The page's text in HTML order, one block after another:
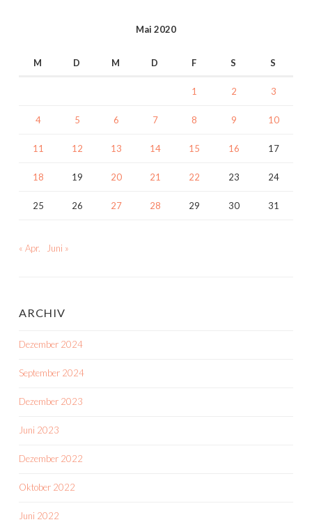
Mai 2020
M D M D F S S
1 2 3
4 5 6 7 8 9 10
11 12 13 14 15 16 17
18 19 20 21 22 23 24
25 26 27 28 29 30 31
« Apr. Juni »
ARCHIV
Dezember 2024
September 2024
Dezember 2023
Juni 2023
Dezember 2022
Oktober 2022
Juni 2022